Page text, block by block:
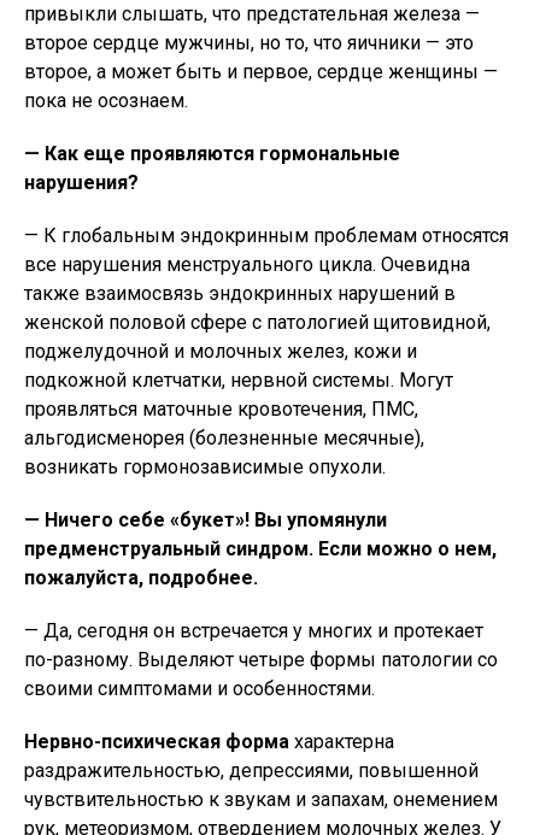
привыкли слышать, что предстательная железа —
второе сердце мужчины, но то, что яичники — это
второе, а может быть и первое, сердце женщины —
пока не осознаем.
— Как еще проявляются гормональные
нарушения?
— К глобальным эндокринным проблемам относятся
все нарушения менструального цикла. Очевидна
также взаимосвязь эндокринных нарушений в
женской половой сфере с патологией щитовидной,
поджелудочной и молочных желез, кожи и
подкожной клетчатки, нервной системы. Могут
проявляться маточные кровотечения, ПМС,
альгодисменорея (болезненные месячные),
возникать гормонозависимые опухоли.
— Ничего себе «букет»! Вы упомянули
предменструальный синдром. Если можно о нем,
пожалуйста, подробнее.
— Да, сегодня он встречается у многих и протекает
по-разному. Выделяют четыре формы патологии со
своими симптомами и особенностями.
Нервно-психическая форма характерна
раздражительностью, депрессиями, повышенной
чувствительностью к звукам и запахам, онемением
рук, метеоризмом, отвердением молочных желез. У